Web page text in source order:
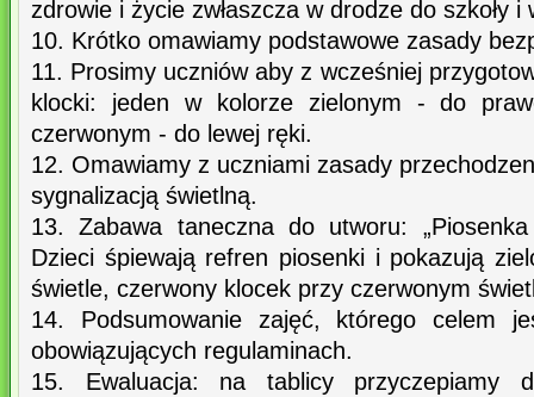
zdrowie i życie zwłaszcza w drodze do szkoły
10. Krótko omawiamy podstawowe zasady
11. Prosimy uczniów aby z wcześniej
klocki: jeden w kolorze zielonym - do
czerwonym - do lewej ręki.
12. Omawiamy z uczniami zasady
sygnalizacją świetlną.
13. Zabawa taneczna do utworu:
Dzieci śpiewają refren piosenki i pokazują
świetle, czerwony klocek przy czerwonym
14. Podsumowanie zajęć, którego celem
obowiązujących regulaminach.
15. Ewaluacja: na tablicy przyczepiamy